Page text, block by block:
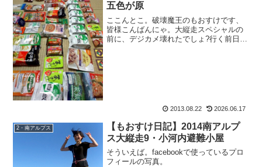
五色が原
ここんとこ。破壊魔王のもおすけです、
皆様こんばんにゃ。大縦走スペシャルの
前に、デジカメ壊れたでしょ?行く前日
2013.08.22 2026.06.17
2・南アルプス
【もおすけ日記】2014南アルプ
ス大縦走9・小河内避難小屋
そういえば。facebookで使っているプロ
フィールの写真。